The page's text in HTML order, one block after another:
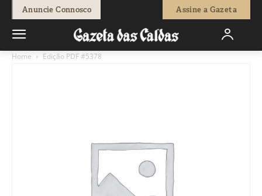
Anuncie Connosco Assine a Gazeta
Home Edição PDF #5378